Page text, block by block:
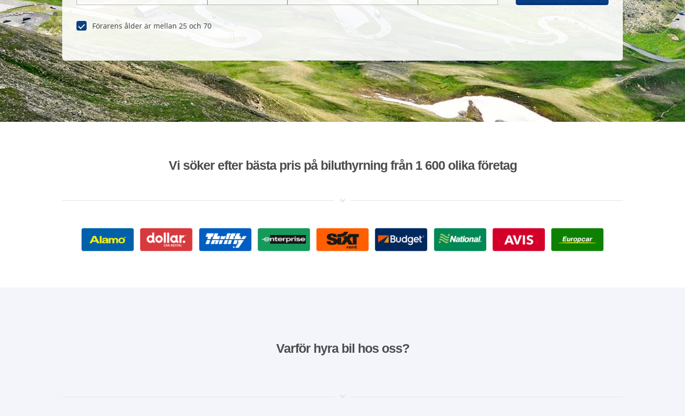
Förarens ålder är mellan 25 och 70
Vi söker efter bästa pris på biluthyrning från 1 600 olika företag
Varför hyra bil hos oss?